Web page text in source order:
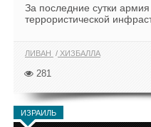
За последние сутки
террористической
ЛИВАН ХИЗБАЛЛА
281
ИЗРАИЛЬ